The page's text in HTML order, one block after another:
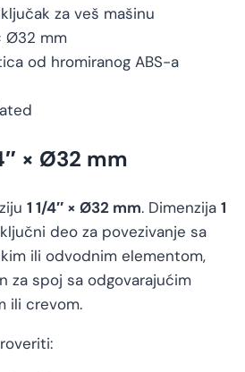
za veš mašinu
Ø32 mm
od hromiranog ABS-a
× Ø32 mm
1 1/4″ × Ø32 mm. Dimenzija 1
deo za povezivanje sa
ili odvodnim elementom,
za spoj sa odgovarajućim
ili crevom.